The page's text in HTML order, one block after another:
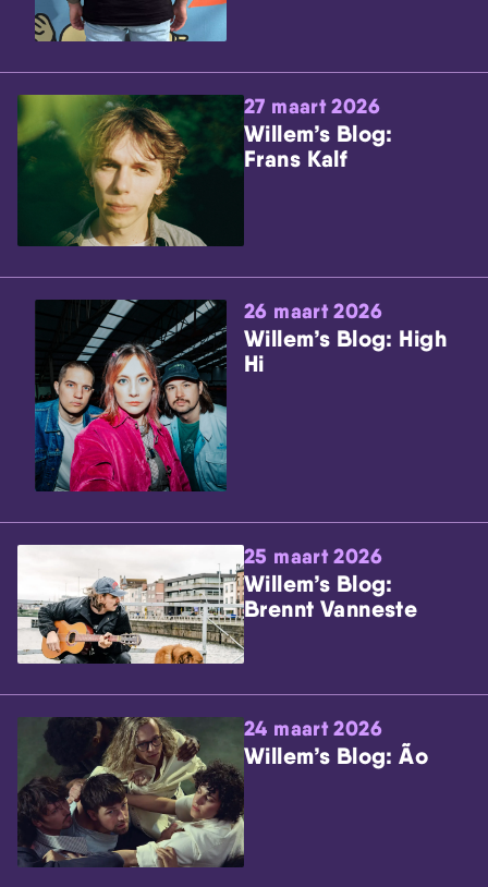
27 maart 2026
Willem’s Blog:
Frans Kalf
26 maart 2026
Willem’s Blog: High
Hi
25 maart 2026
Willem’s Blog:
Brennt Vanneste
24 maart 2026
Willem’s Blog: Ão